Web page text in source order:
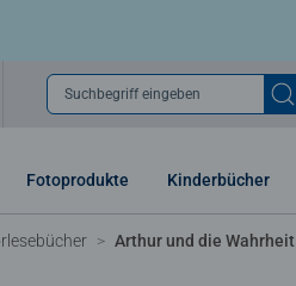
Suchbegriff eingeben
Fotoprodukte Kinderbücher
Arthur und die Wahrheit